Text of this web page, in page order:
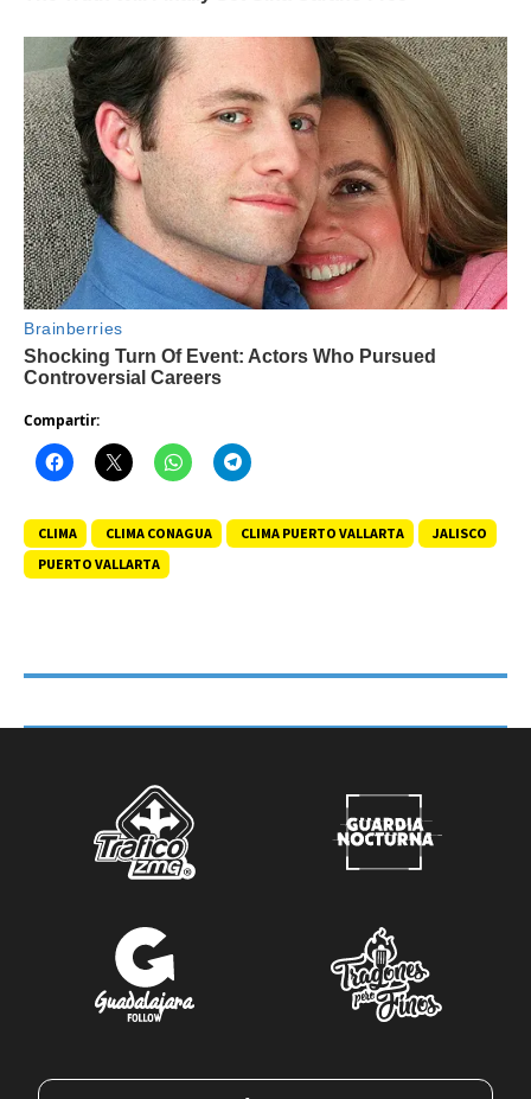
Compartir:
CLIMA CLIMA CONAGUA CLIMA PUERTO VALLARTA
JALISCO
PUERTO VALLARTA